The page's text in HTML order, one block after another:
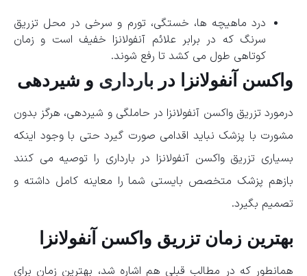
درد ماهیچه ها، خستگی، تورم و سرخی در محل تزریق
سرنگ که در برابر علائم آنفولانزا خفیف است و زمان
کوتاهی طول می کشد تا رفع شوند.
واکسن آنفولانزا در بارداری و شیردهی
درمورد تزریق واکسن آنفولانزا در حاملگی و شیردهی، هرگز بدون
مشورت با پزشک نباید اقدامی صورت گیرد حتی با وجود اینکه
بسیاری تزریق واکسن آنفولانزا در بارداری را توصیه می کنند
بازهم پزشک متخصص بایستی شما را معاینه کامل داشته و
تصمیم بگیرد.
بهترین زمان تزریق واکسن آنفولانزا
همانطور که در مطالب قبلی هم اشاره شد، بهترین زمان برای